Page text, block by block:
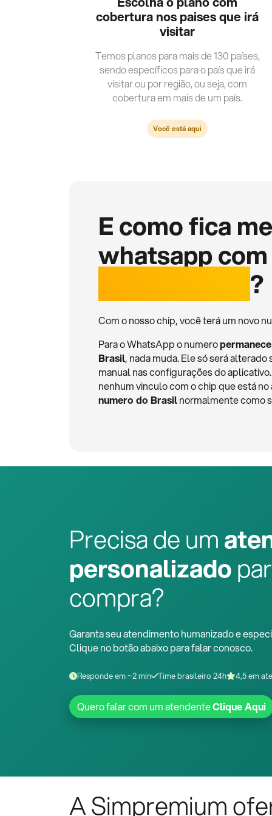
cobertura nos paises que irá
visitar
Temos planos para mais de 130 países,
sendo específicos para o país que irá
visitar ou por região, ou seja, com
cobertura em mais de um país.
Você está aqui
E como fica
whatsapp
?
Com o nosso chip, você terá um novo
Para o WhatsApp o numero
Brasil, nada muda. Ele só será
manual nas configurações do
nenhum vinculo com o chip que está
numero do Brasilnormalmente como
Precisa de um
personalizado
compra?
Garanta seu atendimento humanizado e
Clique no botão abaixo para falar conosco.
Responde em ~2 min Time brasileiro 24h 4,5 em
Quero falar com um atendenteClique Aqui
A Simpremium